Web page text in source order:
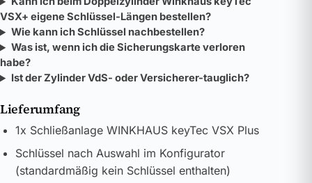
VSX+ eigene Schlüssel-Längen bestellen?
Wie kann ich Schlüssel nachbestellen?
Was ist, wenn ich die Sicherungskarte verloren
habe?
Ist der Zylinder VdS- oder Versicherer-tauglich?
Lieferumfang
1x Schließanlage WINKHAUS keyTec VSX Plus
Schlüssel nach Auswahl im Konfigurator
(standardmäßig kein Schlüssel enthalten)